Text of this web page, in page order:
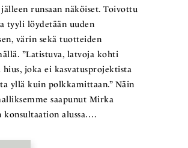
runsaan näköiset. Toivottu
tyyli löydetään uuden
värin sekä tuotteiden
”Latistuva, latvoja kohti
hius, joka ei kasvatusprojektista
yllä kuin polkkamittaan.” Näin
saapunut Mirka
konsultaation alussa….